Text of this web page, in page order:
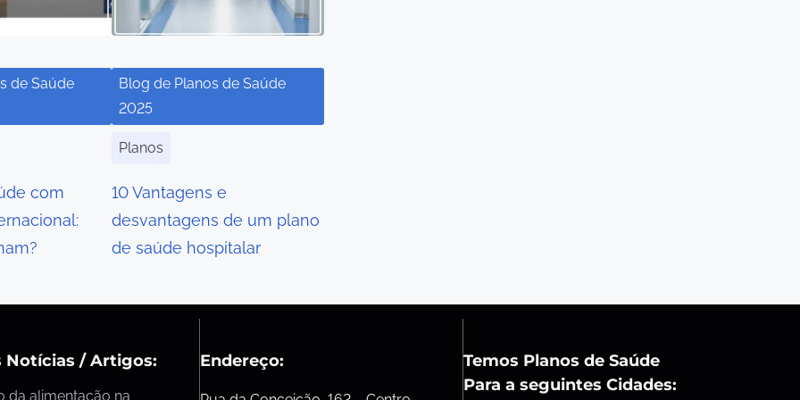
de Saúde
com
Blog de Planos de Saúde
2025
Planos
10 Vantagens e
desvantagens de um plano
de saúde hospitalar
Notícias / Artigos:
da alimentação na
Endereço:
Temos Planos de Saúde
Para a seguintes Cidades: